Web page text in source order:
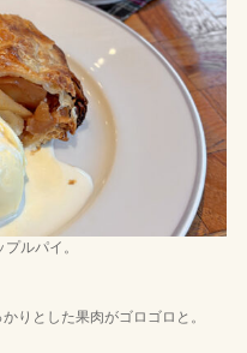
ルパイ。
りとした果肉がゴロゴロと。